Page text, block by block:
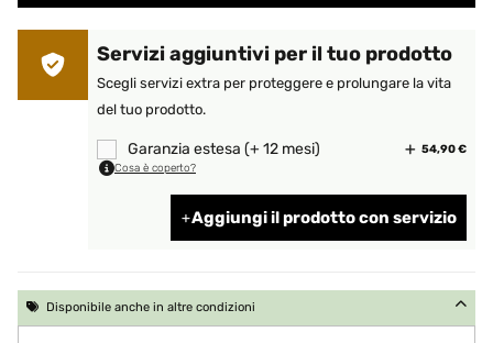
Servizi aggiuntivi per il tuo prodotto
Scegli servizi extra per proteggere e prolungare la vita
del tuo prodotto.
Garanzia estesa (+ 12 mesi) 54,90 €
Cosa è coperto?
Aggiungi il prodotto con servizio
Disponibile anche in altre condizioni